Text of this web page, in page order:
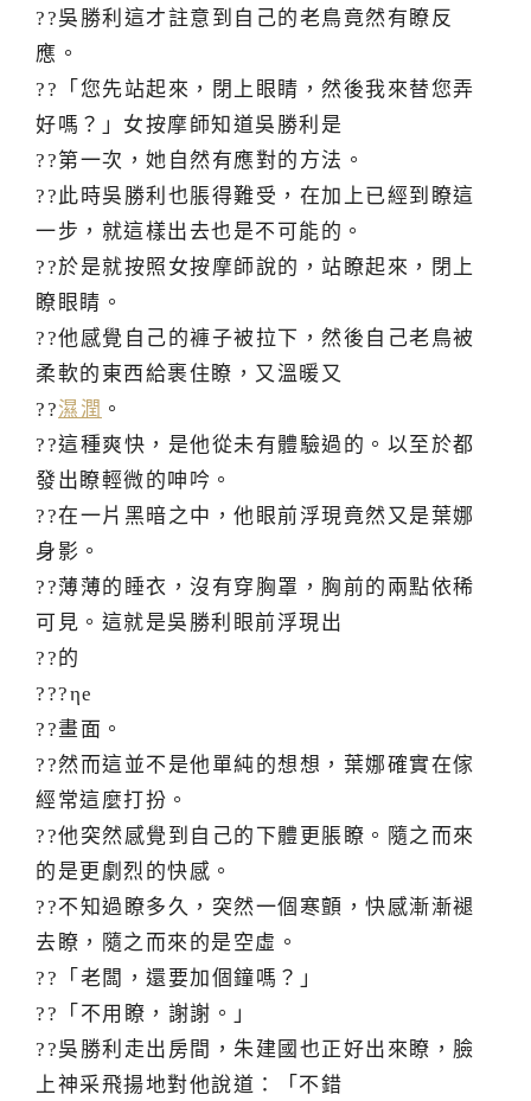
??吳勝利這才註意到自己的老鳥竟然有瞭反
應。
??「您先站起來，閉上眼睛，然後我來替您弄
好嗎？」女按摩師知道吳勝利是
??第一次，她自然有應對的方法。
??此時吳勝利也脹得難受，在加上已經到瞭這
一步，就這樣出去也是不可能的。
??於是就按照女按摩師說的，站瞭起來，閉上
瞭眼睛。
??他感覺自己的褲子被拉下，然後自己老鳥被
柔軟的東西給裹住瞭，又溫暖又
??濕潤 。
??這種爽快，是他從未有體驗過的。以至於都
發出瞭輕微的呻吟。
??在一片黑暗之中，他眼前浮現竟然又是葉娜
身影。
??薄薄的睡衣，沒有穿胸罩，胸前的兩點依稀
可見。這就是吳勝利眼前浮現出
??的
???ηe
??畫面。
??然而這並不是他單純的想想，葉娜確實在傢
經常這麼打扮。
??他突然感覺到自己的下體更脹瞭。隨之而來
的是更劇烈的快感。
??不知過瞭多久，突然一個寒顫，快感漸漸褪
去瞭，隨之而來的是空虛。
??「老闆，還要加個鐘嗎？」
??「不用瞭，謝謝。」
??吳勝利走出房間，朱建國也正好出來瞭，臉
上神采飛揚地對他說道：「不錯